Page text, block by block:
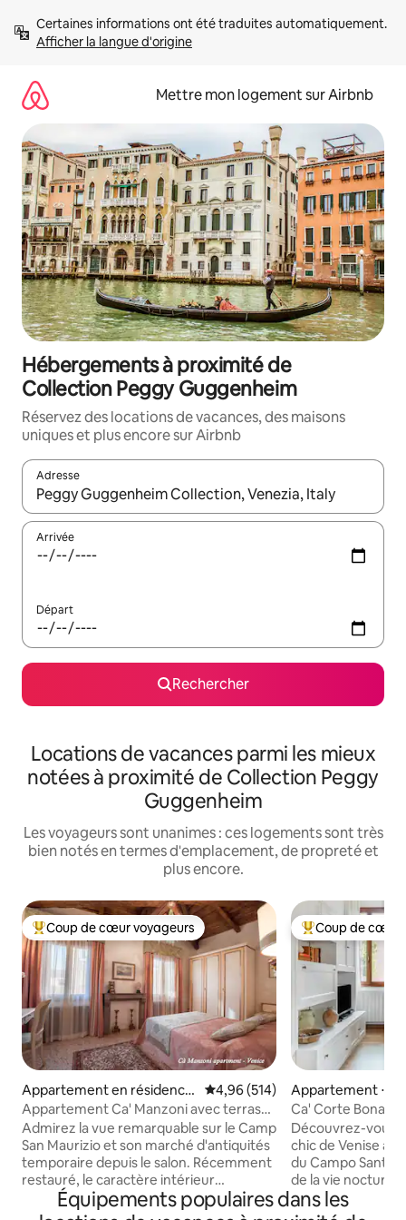
directement
Afficher la langue d'origine
Mettre mon logement sur Airbnb
Hébergements à proximité de
Collection Peggy Guggenheim
Réservez des locations de vacances, des maisons
uniques et plus encore sur Airbnb
Adresse
Lorsque les résultats s'affichent, utilisez les flèches vers le
Arrivée
Départ
Rechercher
Locations de vacances parmi les mieux
notées à proximité de Collection Peggy
Guggenheim
Les voyageurs sont unanimes : ces logements sont très
bien notés en termes d'emplacement, de propreté et
plus encore.
Coups de cœur voyageurs les plus appréciés
Coup de cœur voyageurs
Appartement en résidence
⋅ Venise
Évaluation moyenne sur la
4,96 (514)
Appartement Ca' Manzoni avec terrasse
sur le toit à San Marco
Admirez la vue remarquable sur le Camp
San Maurizio et son marché d'antiquités
temporaire depuis le salon. Récemment
restauré, le caractère intérieur
romantique a été conservé, comme en
témoignent la cheminée d'origine de la
Coups de cœur
Coup de cœur
Appartement ⋅
Ca' Corte
Découvrez-vous
chic de Venise à
du Campo Santa
de la vie
animé et proche
de Ca’ Foscari. Un escalier de style
Équipements populaires dans les